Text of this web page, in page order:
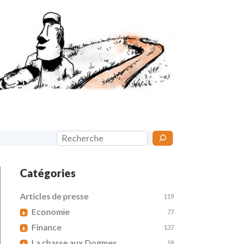
Rechercher
Catégories
Articles de presse 119
+ Economie 77
+ Finance 137